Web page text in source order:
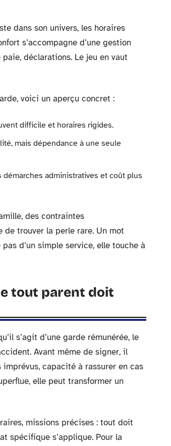
dans son univers, les horaires
s’accompagne d’une gestion
déclarations. Le jeu en vaut
voici un aperçu concret :
difficile et horaires rigides.
mais dépendance à une seule
administratives et coût plus
des contraintes
de trouver la perle rare. Un mot
d’un simple service, elle touche à
tout parent doit
s’agit d’une garde rémunérée, le
Avant même de signer, il
imprévus, capacité à rassurer en cas
elle peut transformer un
missions précises : tout doit
spécifique s’applique. Pour la